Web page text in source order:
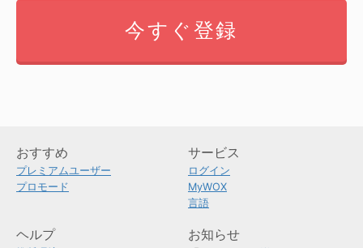
今すぐ登録
おすすめ
プレミアムユーザー
プロモード
サービス
ログイン
MyWOX
言語
ヘルプ お知らせ